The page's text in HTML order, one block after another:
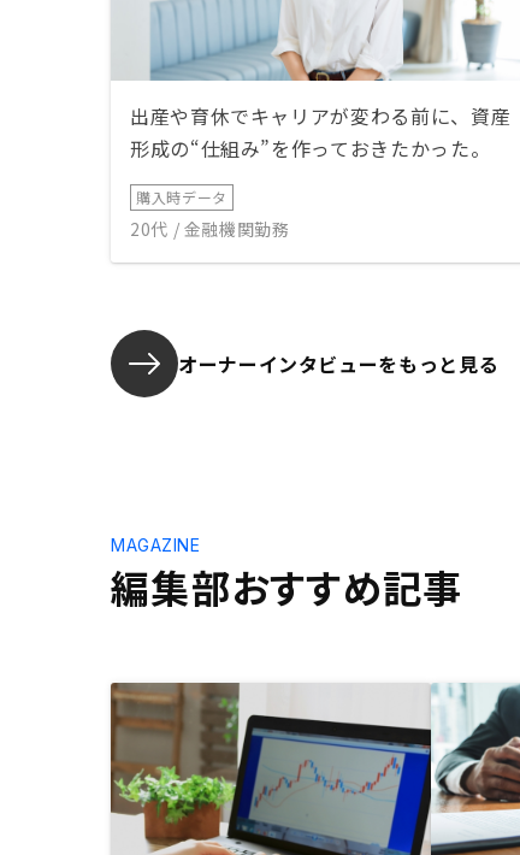
出産や育休でキャリアが変わる前に、資産
形成の“仕組み”を作っておきたかった。
購入時データ
20代 / 金融機関勤務
オーナーインタビューをもっと見る
編集部おすすめ記事
MAGAZINE